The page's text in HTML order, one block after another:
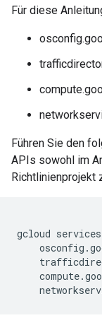
Für diese
Führen Sie den
APIs sowohl im
Richtlinienprojekt
gcloud services